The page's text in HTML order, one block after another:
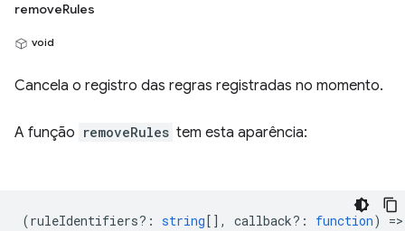
removeRules
void
Cancela o registro das regras registradas no momento.
A função removeRules tem esta aparência:
(ruleIdentifiers? : string [], callback? : function)